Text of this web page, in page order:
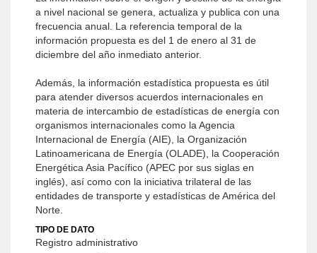
a nivel nacional se genera, actualiza y publica con una
frecuencia anual. La referencia temporal de la
información propuesta es del 1 de enero al 31 de
diciembre del año inmediato anterior.
Además, la información estadística propuesta es útil
para atender diversos acuerdos internacionales en
materia de intercambio de estadísticas de energía con
organismos internacionales como la Agencia
Internacional de Energía (AIE), la Organización
Latinoamericana de Energía (OLADE), la Cooperación
Energética Asia Pacífico (APEC por sus siglas en
inglés), así como con la iniciativa trilateral de las
entidades de transporte y estadísticas de América del
Norte.
TIPO DE DATO
Registro administrativo